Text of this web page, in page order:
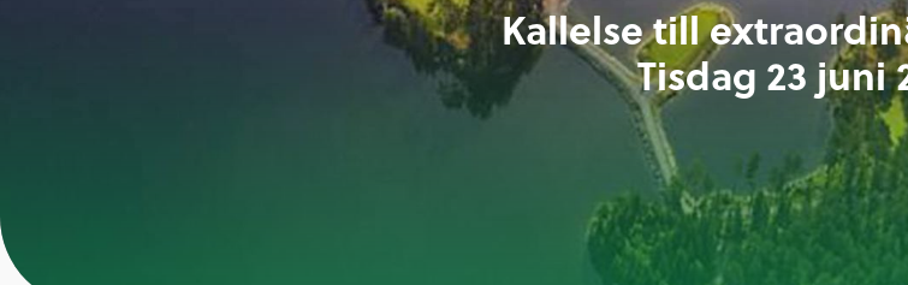
Kallelse till
Tisdag 23 juni